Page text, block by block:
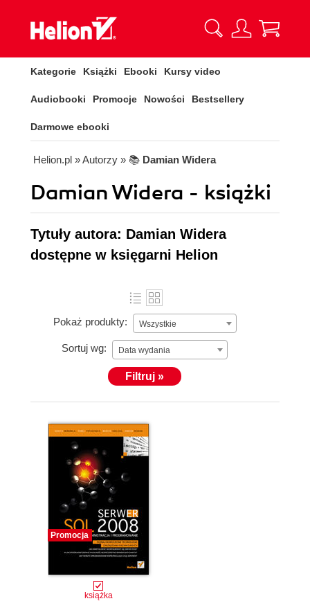
Kategorie Książki Ebooki Kursy video
Audiobooki Promocje Nowości Bestsellery
Darmowe ebooki
Helion.pl » Autorzy » 📚 Damian Widera
Damian Widera - książki
Tytuły autora: Damian Widera
dostępne w księgarni Helion
Pokaż produkty: Wszystkie
Sortuj wg: Data wydania
Filtruj »
Promocja
książka